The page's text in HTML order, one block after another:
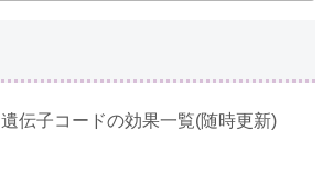
遺伝子コードの効果一覧(随時更新)